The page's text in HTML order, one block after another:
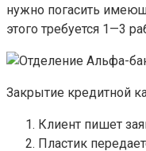
нужно погасить
этого требуется 1—3
Закрытие кредитной
Клиент пишет
Пластик